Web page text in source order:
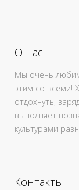
О нас
Мы очень
этим со всеми!
отдохнуть,
выполняет
культурами
Контакты